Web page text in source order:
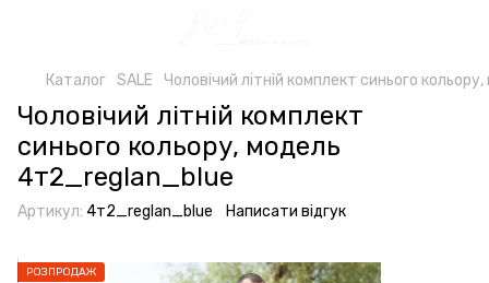
Каталог SALE Чоловічий літній комплект синього
Чоловічий літній комплект
синього кольору, модель
4т2_reglan_blue
Артикул: 4т2_reglan_blue Написати відгук
РОЗПРОДАЖ